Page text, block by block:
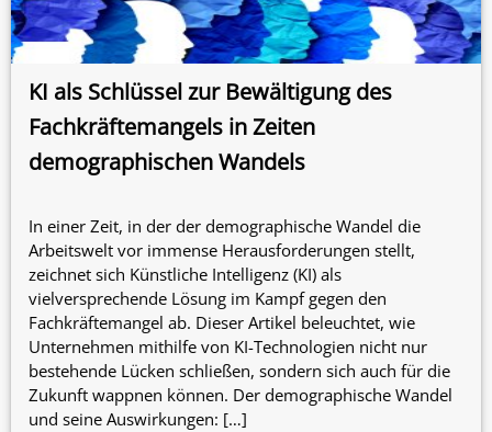
KI als Schlüssel zur Bewältigung des
Fachkräftemangels in Zeiten
demographischen Wandels
In einer Zeit, in der der demographische Wandel die
Arbeitswelt vor immense Herausforderungen stellt,
zeichnet sich Künstliche Intelligenz (KI) als
vielversprechende Lösung im Kampf gegen den
Fachkräftemangel ab. Dieser Artikel beleuchtet, wie
Unternehmen mithilfe von KI-Technologien nicht nur
bestehende Lücken schließen, sondern sich auch für die
Zukunft wappnen können. Der demographische Wandel
und seine Auswirkungen: […]